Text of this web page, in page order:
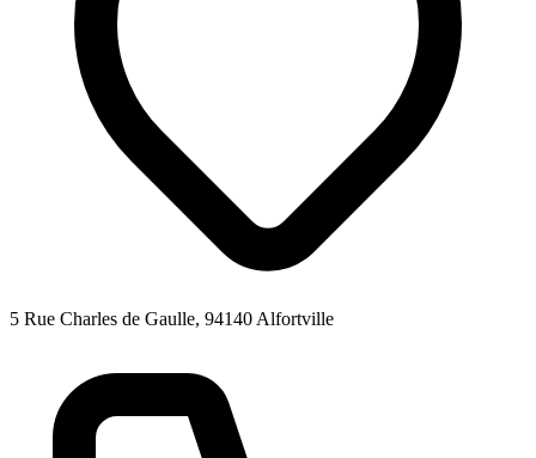
5 Rue Charles de Gaulle, 94140 Alfortville